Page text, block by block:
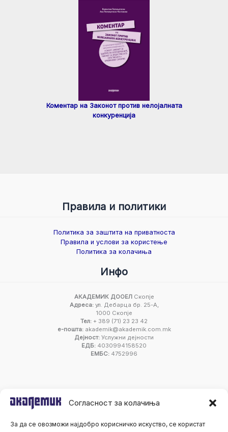
Согласност за колачиња
За да се овозможи најдобро корисничко искуство, се користат
Коментар на Законот против нелојалната
конкуренција
Правила и политики
Политика за заштита на приватноста
Правила и услови за користење
Политика за колачиња
Инфо
АКАДЕМИК ДООЕЛСкопје
Адреса:ул. Дебарца бр. 25-А,
1000 Скопје
Тел: + 389 (71) 23 23 42
е-пошта:akademik@akademik.com.mk
Дејност: Услужни дејности
ЕДБ: 4030994158520
ЕМБС: 4752996